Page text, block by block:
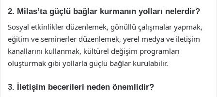
2. Milas’ta güçlü bağlar kurmanın yolları nelerdir?
Sosyal etkinlikler düzenlemek, gönüllü çalışmalar yapmak,
eğitim ve seminerler düzenlemek, yerel medya ve iletişim
kanallarını kullanmak, kültürel değişim programları
oluşturmak gibi yollarla güçlü bağlar kurulabilir.
3. İletişim becerileri neden önemlidir?